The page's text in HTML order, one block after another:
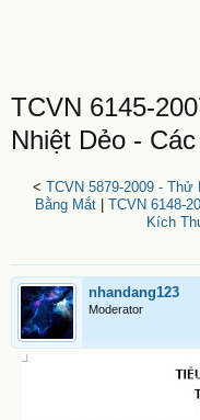
TCVN 6145-
Nhiệt Dẻo -
< TCVN 5879-2009 -
Bằng Mắt| TCVN 6148-
Kích
nhandang123
Moderator